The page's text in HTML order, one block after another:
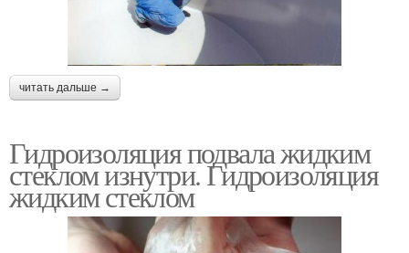
читать дальше →
Гидроизоляция подвала жидким
стеклом изнутри. Гидроизоляция
жидким стеклом